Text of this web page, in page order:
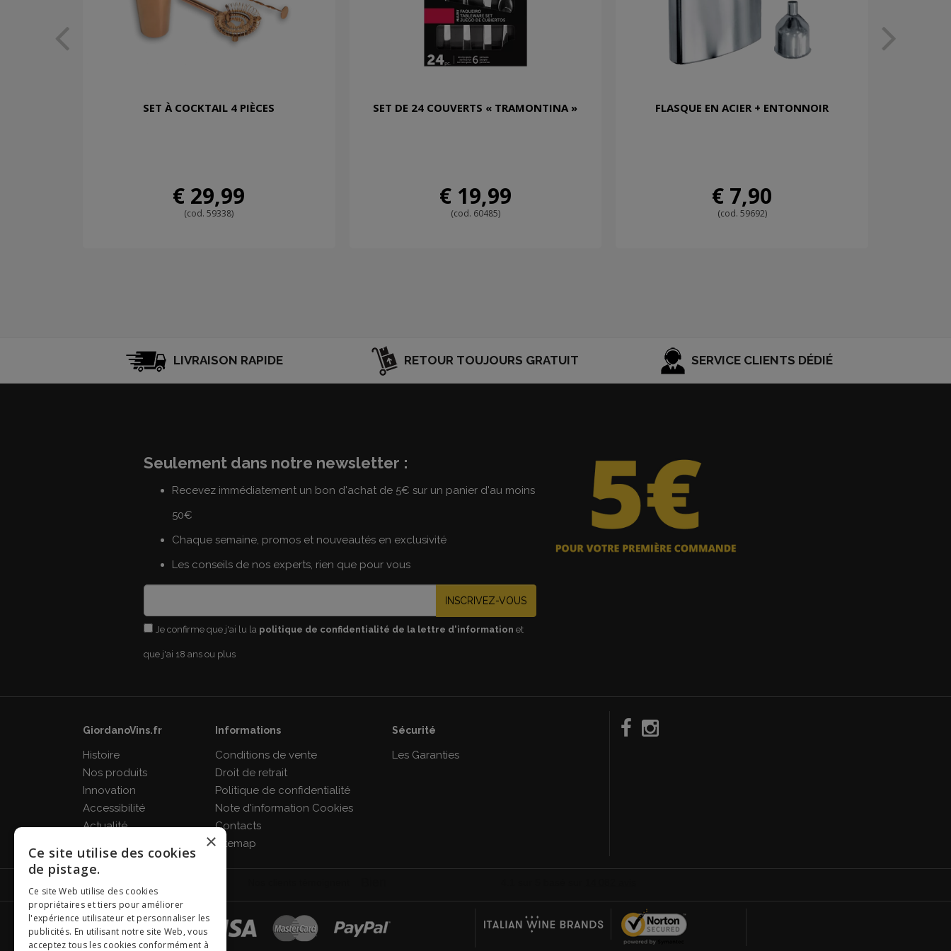
SET À COCKTAIL 4 PIÈCES
€ 29,99
(cod. 59338)
SET DE 24 COUVERTS « TRAMONTINA »
€ 19,99
(cod. 60485)
FLASQUE EN ACIER + ENTONNOIR
€ 7,90
(cod. 59692)
LIVRAISON RAPIDE RETOUR TOUJOURS GRATUIT SERVICE CLIENTS DÉDIÉ
Seulement dans notre newsletter :
Recevez immédiatement un bon d'achat de 5€ sur un panier d'au moins
50€
Chaque semaine, promos et nouveautés en exclusivité
Les conseils de nos experts, rien que pour vous
INSCRIVEZ-VOUS
Je confirme que j'ai lu la politique de confidentialité de la lettre d'information et
que j'ai 18 ans ou plus
GiordanoVins.fr
Histoire
Nos produits
Innovation
Accessibilité
Actualité
Informations
Conditions de vente
Droit de retrait
Politique de confidentialité
Note d'information Cookies
Contacts
Sitemap
Sécurité
Les Garanties
×
Ce site utilise des cookies
de pistage.
Ce site Web utilise des cookies
propriétaires et tiers pour améliorer
l'expérience utilisateur et personnaliser les
publicités. En utilisant notre site Web, vous
acceptez tous les cookies conformément à